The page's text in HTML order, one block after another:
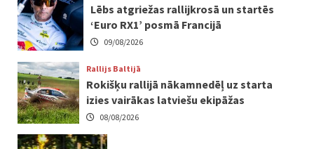
Lēbs atgriežas rallijkrosā un startēs
‘Euro RX1’ posmā Francijā
09/08/2026
Rallijs Baltijā
Rokišķu rallijā nākamnedēļ uz starta
izies vairākas latviešu ekipāžas
08/08/2026